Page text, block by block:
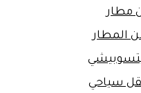
مطار
المطار
سياحي